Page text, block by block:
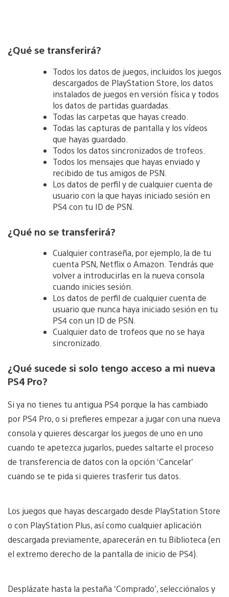
¿Qué se transferirá?
Todos los datos de juegos, incluidos los juegos
descargados de PlayStation Store, los datos
instalados de juegos en versión física y todos
los datos de partidas guardadas.
Todas las carpetas que hayas creado.
Todas las capturas de pantalla y los vídeos
que hayas guardado.
Todos los datos sincronizados de trofeos.
Todos los mensajes que hayas enviado y
recibido de tus amigos de PSN.
Los datos de perfil y de cualquier cuenta de
usuario con la que hayas iniciado sesión en
PS4 con tu ID de PSN.
¿Qué no se transferirá?
Cualquier contraseña, por ejemplo, la de tu
cuenta PSN, Netflix o Amazon. Tendrás que
volver a introducirlas en la nueva consola
cuando inicies sesión.
Los datos de perfil de cualquier cuenta de
usuario que nunca haya iniciado sesión en tu
PS4 con un ID de PSN.
Cualquier dato de trofeos que no se haya
sincronizado.
¿Qué sucede si solo tengo acceso a mi nueva
PS4 Pro?
Si ya no tienes tu antigua PS4 porque la has cambiado
por PS4 Pro, o si prefieres empezar a jugar con una nueva
consola y quieres descargar los juegos de uno en uno
cuando te apetezca jugarlos, puedes saltarte el proceso
de transferencia de datos con la opción ‘Cancelar’
cuando se te pida si quieres trasferir tus datos.
Los juegos que hayas descargado desde PlayStation Store
o con PlayStation Plus, así como cualquier aplicación
descargada previamente, aparecerán en tu Biblioteca (en
el extremo derecho de la pantalla de inicio de PS4).
Desplázate hasta la pestaña ‘Comprado’, selecciónalos y